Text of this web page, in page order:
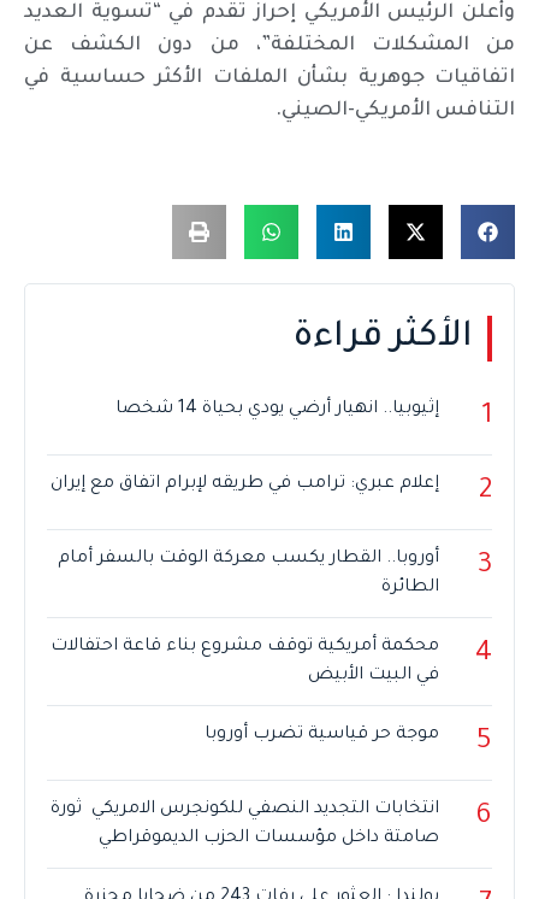
وأعلن الرئيس الأمريكي إحراز تقدم في “تسوية العديد
من المشكلات المختلفة”، من دون الكشف عن
اتفاقيات جوهرية بشأن الملفات الأكثر حساسية في
التنافس الأمريكي-الصيني.
الأكثر قراءة
1 إثيوبيا.. انهيار أرضي يودي بحياة 14 شخصا
2 إعلام عبري: ترامب في طريقه لإبرام اتفاق مع إيران
3
أوروبا.. القطار يكسب معركة الوقت بالسفر أمام
الطائرة
4
محكمة أمريكية توقف مشروع بناء قاعة احتفالات
في البيت الأبيض
5 موجة حر قياسية تضرب أوروبا
6
انتخابات التجديد النصفي للكونجرس الامريكي ثورة
صامتة داخل مؤسسات الحزب الديموقراطي